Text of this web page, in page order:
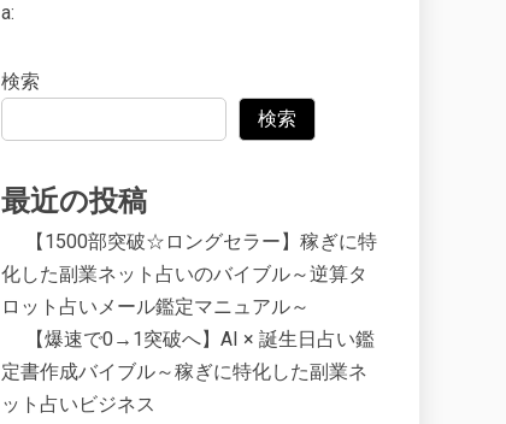
a:
検索
検索
最近の投稿
【1500部突破☆ロングセラー】稼ぎに特
化した副業ネット占いのバイブル～逆算タ
ロット占いメール鑑定マニュアル～
【爆速で0→1突破へ】AI × 誕生日占い鑑
定書作成バイブル～稼ぎに特化した副業ネ
ット占いビジネス